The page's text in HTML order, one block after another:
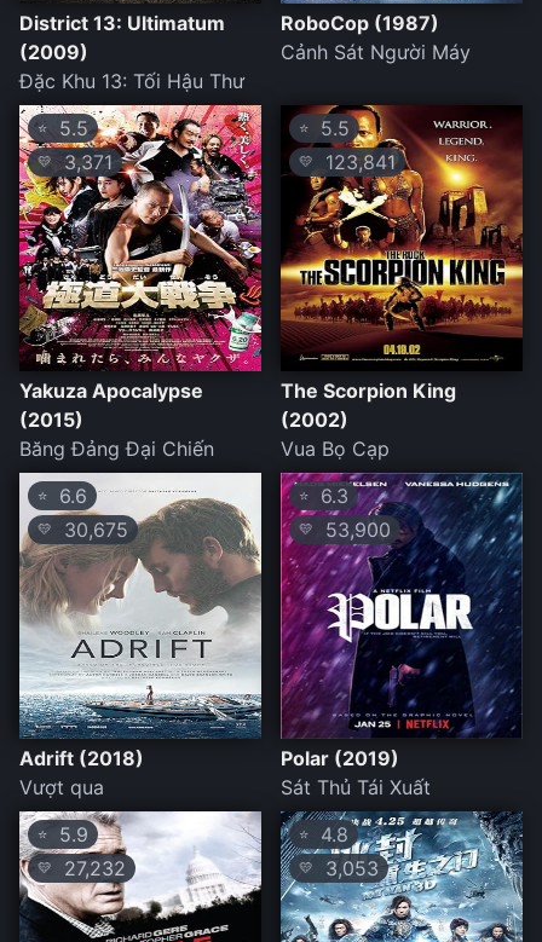
District 13: Ultimatum
(2009)
Đặc Khu 13: Tối Hậu Thư
RoboCop (1987)
Cảnh Sát Người Máy
⭐ 5.5
💛 3,371
Yakuza Apocalypse
(2015)
Băng Đảng Đại Chiến
⭐ 5.5
💛 123,841
The Scorpion King
(2002)
Vua Bọ Cạp
⭐ 6.6
💛 30,675
Adrift (2018)
Vượt qua
⭐ 6.3
💛 53,900
Polar (2019)
Sát Thủ Tái Xuất
⭐ 5.9
💛 27,232
⭐ 4.8
💛 3,053